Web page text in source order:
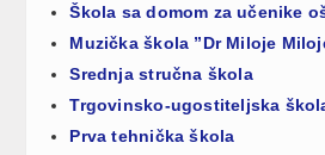
Škola sa domom za učenike
Muzička škola ”Dr Miloje
Srednja stručna škola
Trgovinsko-ugostiteljska
Prva tehnička škola